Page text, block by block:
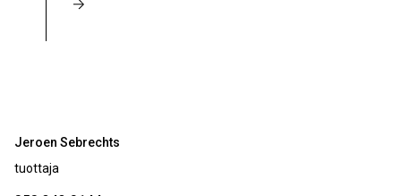
Jeroen Sebrechts
tuottaja